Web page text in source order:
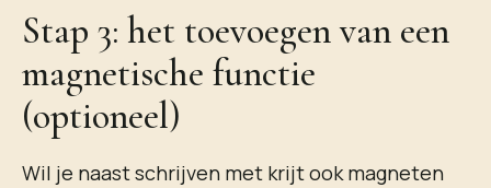
Stap 3: het toevoegen van een
magnetische functie
(optioneel)
Wil je naast schrijven met krijt ook magneten